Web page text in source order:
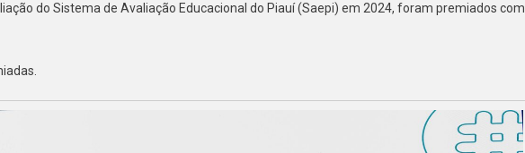
do Sistema de Avaliação Educacional do Piauí (Saepi) em 2024, foram premiados com